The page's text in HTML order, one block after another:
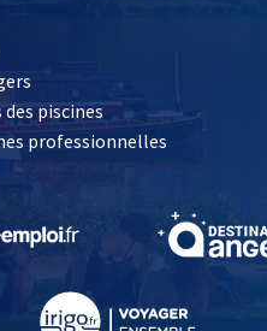
, Ouvre une nouvelle fenêtre
piscines
professionnelles
fenêtre , Ouvre une nouvelle